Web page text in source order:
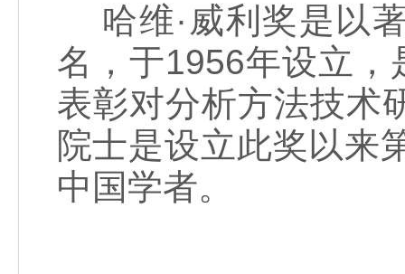
哈维·威利奖是以
名，于1956年设立
表彰对分析方法技术
院士是设立此奖以来
中国学者。